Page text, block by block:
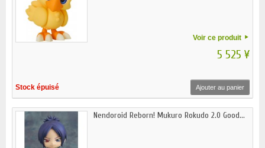
Voir ce produit
5 525 ¥
Stock épuisé Ajouter au panier
Nendoroid Reborn! Mukuro Rokudo 2.0 Good...